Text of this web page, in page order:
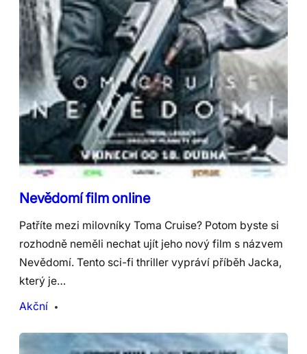
Nevědomí film online
Patříte mezi milovníky Toma Cruise? Potom byste si
rozhodně neměli nechat ujít jeho nový film s názvem
Nevědomí. Tento sci-fi thriller vypráví příběh Jacka,
který je…
Akční